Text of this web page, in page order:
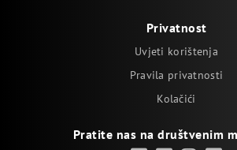
Privatnost
Uvjeti korištenja
Pravila privatnosti
Kolačići
Pratite nas na društvenim